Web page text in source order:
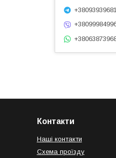
Контакти
Наші контакти
Схема проїзду